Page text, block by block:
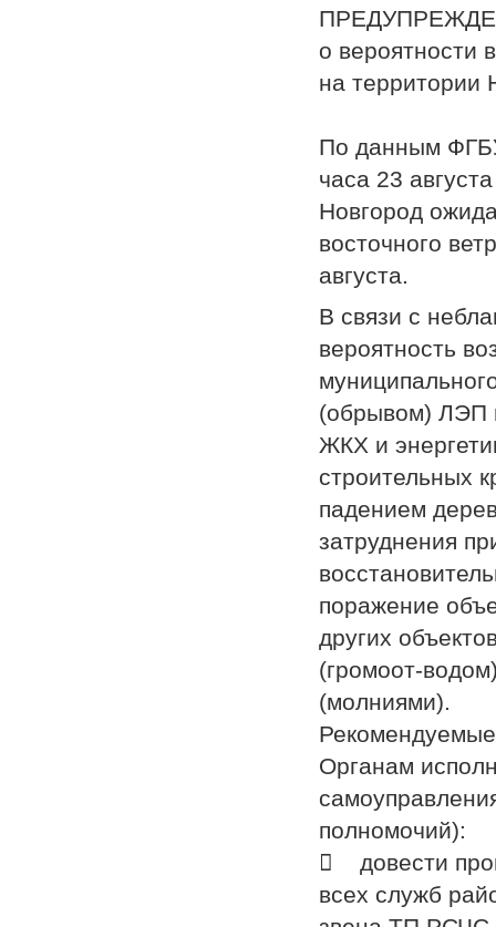
о вероятности
на территории
По данным
часа 23
Новгород
восточного
августа.
В связи с
вероятность
(обрывом) ЛЭП
ЖКХ и
строительных
падением
затруднения
поражение
других
(громоот-
(молниями).
Органам
полномочий):
 довести
всех служб